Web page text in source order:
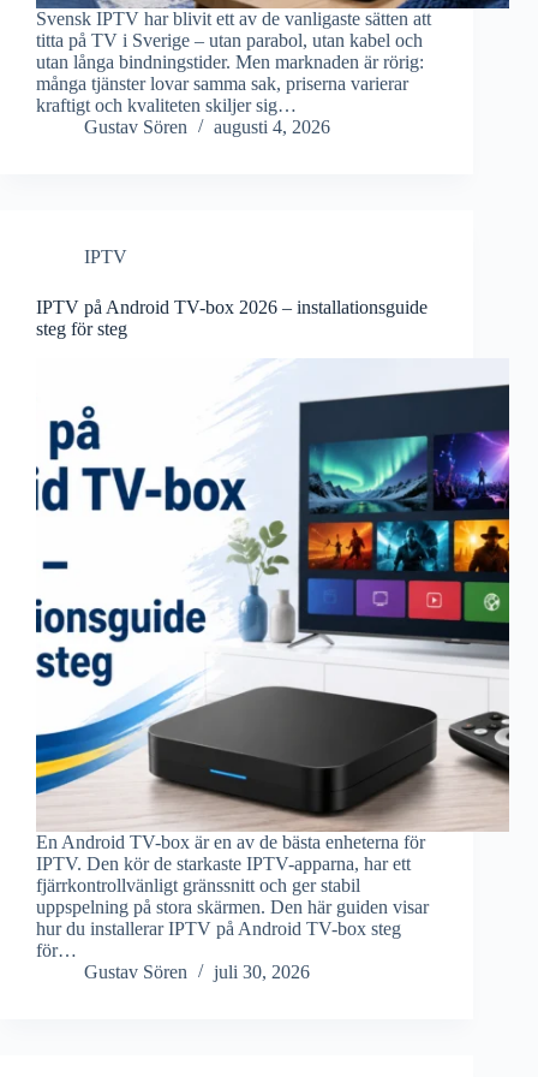
Svensk IPTV har blivit ett av de vanligaste sätten att
titta på TV i Sverige – utan parabol, utan kabel och
utan långa bindningstider. Men marknaden är rörig:
många tjänster lovar samma sak, priserna varierar
kraftigt och kvaliteten skiljer sig…
Gustav Sören
augusti 4, 2026
IPTV
IPTV på Android TV-box 2026 – installationsguide
steg för steg
En Android TV-box är en av de bästa enheterna för
IPTV. Den kör de starkaste IPTV-apparna, har ett
fjärrkontrollvänligt gränssnitt och ger stabil
uppspelning på stora skärmen. Den här guiden visar
hur du installerar IPTV på Android TV-box steg
för…
Gustav Sören
juli 30, 2026